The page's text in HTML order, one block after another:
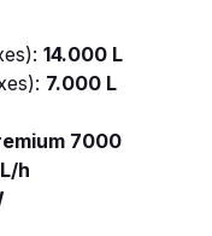
14.000 L
7.000 L
7000
h